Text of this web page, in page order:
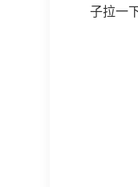
子拉一